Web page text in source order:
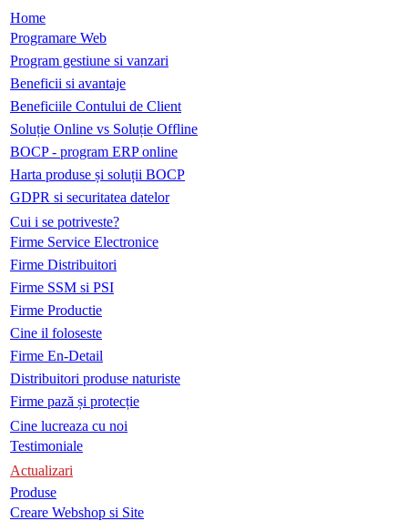
Home
Programare Web
Program gestiune si vanzari
Beneficii si avantaje
Beneficiile Contului de Client
Soluție Online vs Soluție Offline
BOCP - program ERP online
Harta produse și soluții BOCP
GDPR si securitatea datelor
Cui i se potriveste?
Firme Service Electronice
Firme Distribuitori
Firme SSM si PSI
Firme Productie
Cine il foloseste
Firme En-Detail
Distribuitori produse naturiste
Firme pază și protecție
Cine lucreaza cu noi
Testimoniale
Actualizari
Produse
Creare Webshop si Site